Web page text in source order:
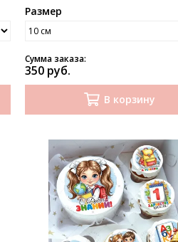
Размер
Сумма заказа:
350 руб.
В корзину